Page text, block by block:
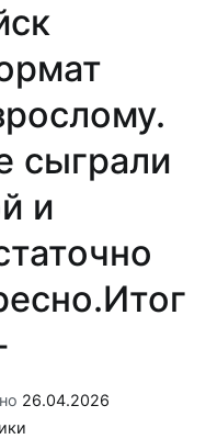
сыграли
и
26.04.2026